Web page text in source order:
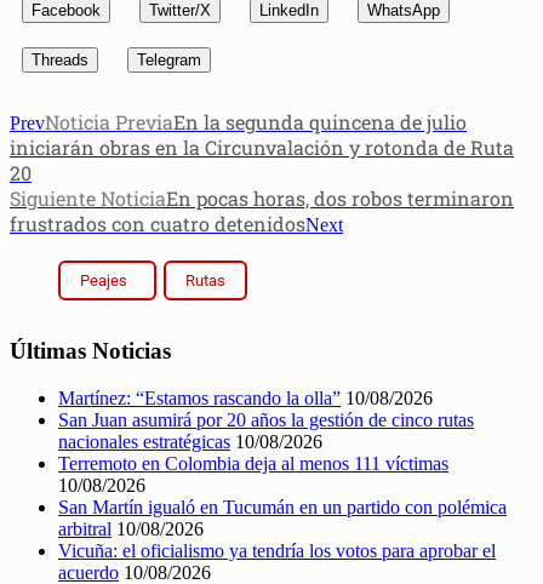
Facebook Twitter/X LinkedIn WhatsApp
Threads Telegram
PrevNoticia PreviaEn la segunda quincena de julio
iniciarán obras en la Circunvalación y rotonda de Ruta
20
Siguiente NoticiaEn pocas horas, dos robos terminaron
frustrados con cuatro detenidosNext
Peajes Rutas
Últimas Noticias
Martínez: “Estamos rascando la olla” 10/08/2026
San Juan asumirá por 20 años la gestión de cinco rutas
nacionales estratégicas 10/08/2026
Terremoto en Colombia deja al menos 111 víctimas
10/08/2026
San Martín igualó en Tucumán en un partido con polémica
arbitral 10/08/2026
Vicuña: el oficialismo ya tendría los votos para aprobar el
acuerdo 10/08/2026